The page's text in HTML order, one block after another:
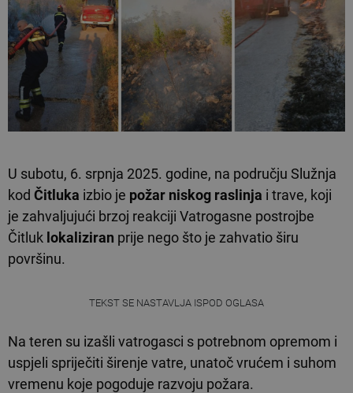
U subotu, 6. srpnja 2025. godine, na području Služnja
kod Čitluka izbio je požar niskog raslinja i trave, koji
je zahvaljujući brzoj reakciji Vatrogasne postrojbe
Čitluk lokaliziran prije nego što je zahvatio širu
površinu.
TEKST SE NASTAVLJA ISPOD OGLASA
Na teren su izašli vatrogasci s potrebnom opremom i
uspjeli spriječiti širenje vatre, unatoč vrućem i suhom
vremenu koje pogoduje razvoju požara.